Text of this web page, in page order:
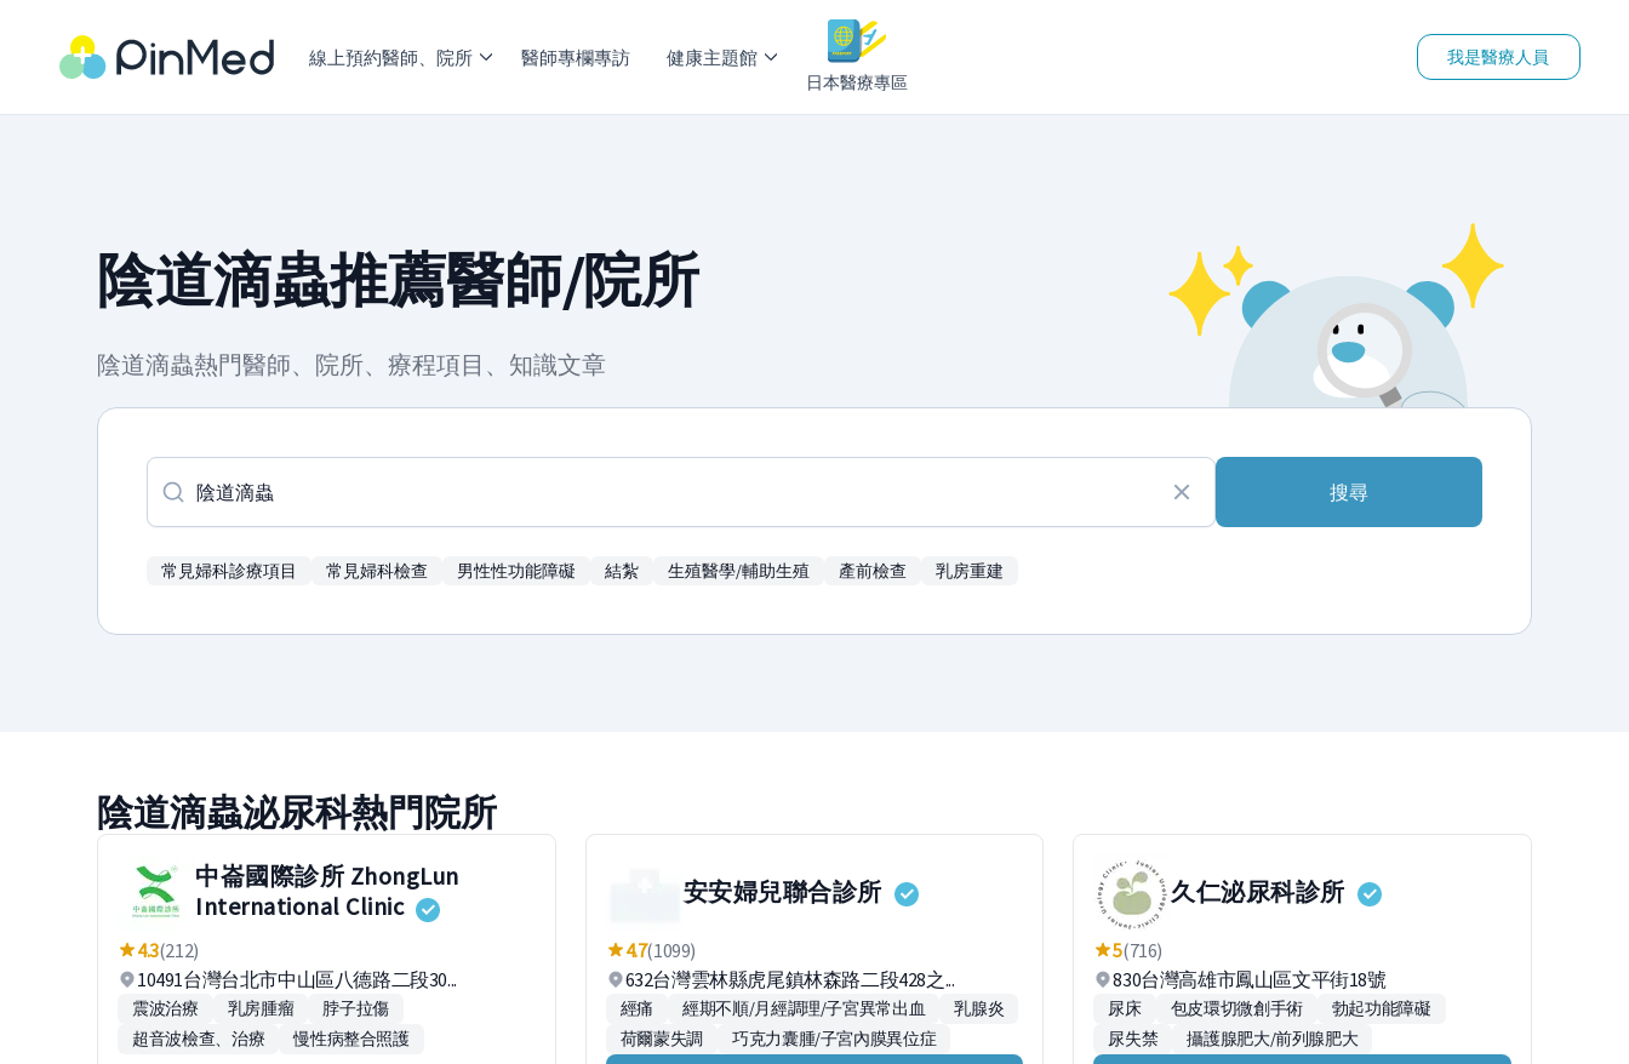
線上預約醫師、院所 醫師專欄專訪 健康主題館
日本醫療專區
我是醫療人員
陰道滴蟲推薦醫師/院所
陰道滴蟲熱門醫師、院所、療程項目、知識文章
搜尋
常見婦科診療項目 常見婦科檢查 男性性功能障礙 結紮 生殖醫學/輔助生殖 產前檢查 乳房重建
陰道滴蟲泌尿科熱門院所
中崙國際診所 ZhongLun
International Clinic
4.3(212)
10491台灣台北市中山區八德路二段30...
震波治療 乳房腫瘤
脖子拉傷
超音波檢查、治療
慢性病整合照護
安安婦兒聯合診所
4.7(1099)
632台灣雲林縣虎尾鎮林森路二段428之...
經痛 經期不順/月經調理/子宮異常出血
乳腺炎
荷爾蒙失調
巧克力囊腫/子宮內膜異位症
久仁泌尿科診所
5(716)
830台灣高雄市鳳山區文平街18號
尿床 包皮環切微創手術
勃起功能障礙
尿失禁
攝護腺肥大/前列腺肥大